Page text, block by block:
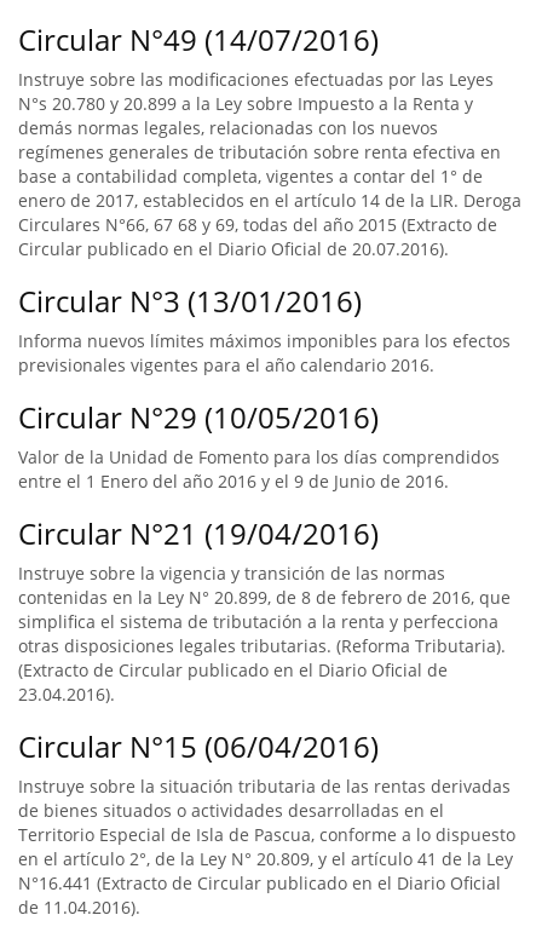
Circular N°49 (14/07/2016)
Instruye sobre las modificaciones efectuadas por las Leyes
N°s 20.780 y 20.899 a la Ley sobre Impuesto a la Renta y
demás normas legales, relacionadas con los nuevos
regímenes generales de tributación sobre renta efectiva en
base a contabilidad completa, vigentes a contar del 1° de
enero de 2017, establecidos en el artículo 14 de la LIR. Deroga
Circulares N°66, 67 68 y 69, todas del año 2015 (Extracto de
Circular publicado en el Diario Oficial de 20.07.2016).
Circular N°3 (13/01/2016)
Informa nuevos límites máximos imponibles para los efectos
previsionales vigentes para el año calendario 2016.
Circular N°29 (10/05/2016)
Valor de la Unidad de Fomento para los días comprendidos
entre el 1 Enero del año 2016 y el 9 de Junio de 2016.
Circular N°21 (19/04/2016)
Instruye sobre la vigencia y transición de las normas
contenidas en la Ley N° 20.899, de 8 de febrero de 2016, que
simplifica el sistema de tributación a la renta y perfecciona
otras disposiciones legales tributarias. (Reforma Tributaria).
(Extracto de Circular publicado en el Diario Oficial de
23.04.2016).
Circular N°15 (06/04/2016)
Instruye sobre la situación tributaria de las rentas derivadas
de bienes situados o actividades desarrolladas en el
Territorio Especial de Isla de Pascua, conforme a lo dispuesto
en el artículo 2°, de la Ley N° 20.809, y el artículo 41 de la Ley
N°16.441 (Extracto de Circular publicado en el Diario Oficial
de 11.04.2016).